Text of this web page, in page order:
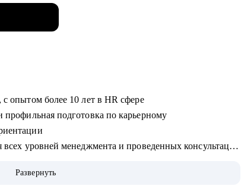
опытом более 10 лет в HR сфере
профильная подготовка по карьерному
уровней менеджмента и проведенных консультаций
помощи в смене карьерного вектора, выявления
Развернуть